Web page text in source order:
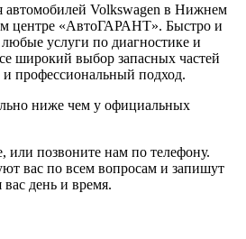
автомобилей Volkswagen в Нижнем
центре «АвтоГАРАНТ». Быстро и
услуги по диагностике и
широкий выбор запасных частей
профессиональный подход.
ниже чем у официальных
или позвоните нам по телефону.
вас по всем вопросам и запишут
день и время.